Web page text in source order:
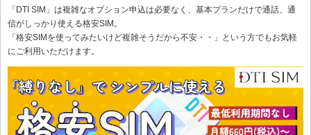
「DTI SIM」は複雑なオプション申込は必要なく、基本プランだけで通話、通
信がしっかり使える格安SIM。
「格安SIMを使ってみたいけど複雑そうだから不安・・」という方でもお気軽
にご利用いただけます。